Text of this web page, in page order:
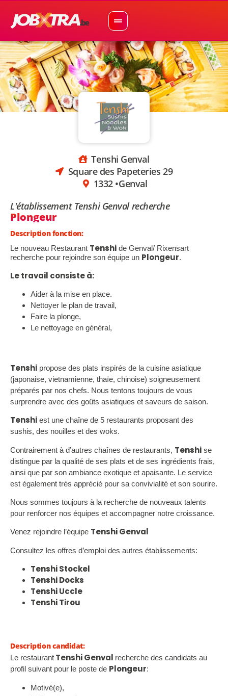
Tenshi Genval
Square des Papeteries 29
1332 •Genval
L'établissement Tenshi Genval recherche
Plongeur
Description fonction:
Le nouveau Restaurant Tenshi de Genval/ Rixensart
recherche pour rejoindre son équipe un Plongeur.
Le travail consiste à:
Aider à la mise en place.
Nettoyer le plan de travail,
Faire la plonge,
Le nettoyage en général,
Tenshi propose des plats inspirés de la cuisine asiatique
(japonaise, vietnamienne, thaïe, chinoise) soigneusement
préparés par nos chefs. Nous tentons toujours de vous
surprendre avec des goûts asiatiques et saveurs de saison.
Tenshi est une chaîne de 5 restaurants proposant des
sushis, des nouilles et des woks.
Contrairement à d’autres chaînes de restaurants, Tenshi se
distingue par la qualité de ses plats et de ses ingrédients frais,
ainsi que par son ambiance exotique et apaisante. Le service
est également très apprécié pour sa convivialité et son sourire.
Nous sommes toujours à la recherche de nouveaux talents
pour renforcer nos équipes et accompagner notre croissance.
Venez rejoindre l’équipe Tenshi Genval
Consultez les offres d’emploi des autres établissements:
Tenshi Stockel
Tenshi Docks
Tenshi Uccle
Tenshi Tirou
Description candidat:
Le restaurant Tenshi Genval recherche des candidats au
profil suivant pour le poste de Plongeur:
Motivé(e),